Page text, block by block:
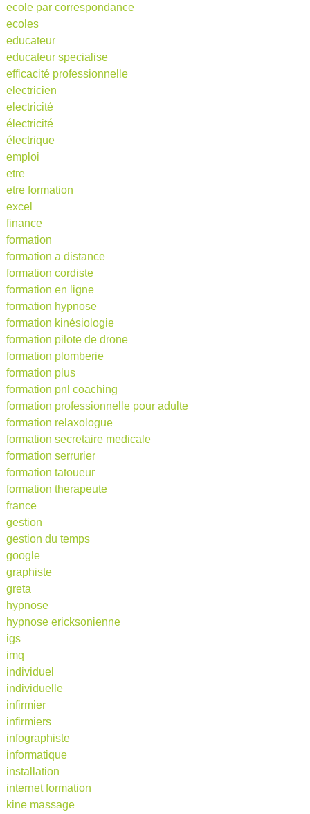
ecole par correspondance
ecoles
educateur
educateur specialise
efficacité professionnelle
electricien
electricité
électricité
électrique
emploi
etre
etre formation
excel
finance
formation
formation a distance
formation cordiste
formation en ligne
formation hypnose
formation kinésiologie
formation pilote de drone
formation plomberie
formation plus
formation pnl coaching
formation professionnelle pour adulte
formation relaxologue
formation secretaire medicale
formation serrurier
formation tatoueur
formation therapeute
france
gestion
gestion du temps
google
graphiste
greta
hypnose
hypnose ericksonienne
igs
imq
individuel
individuelle
infirmier
infirmiers
infographiste
informatique
installation
internet formation
kine massage